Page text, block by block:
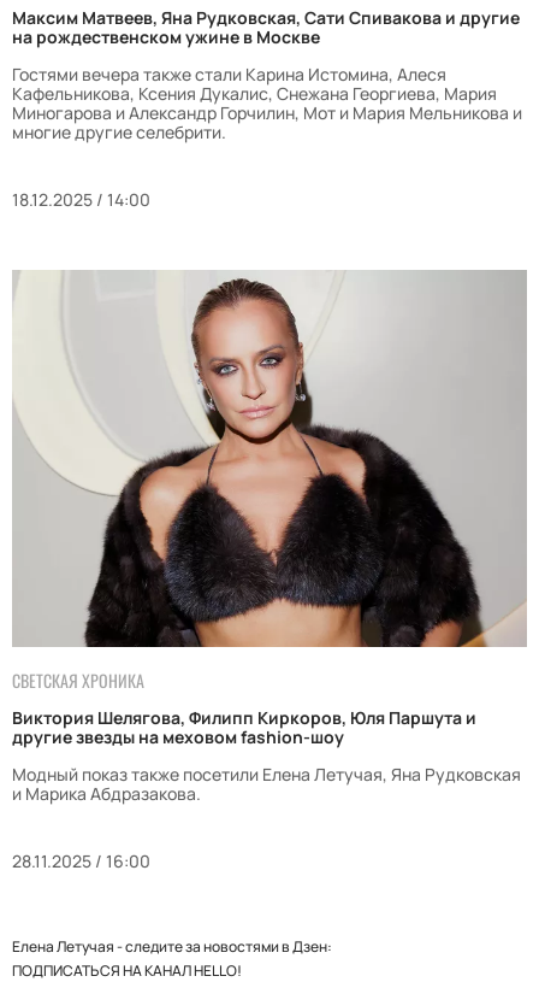
Максим Матвеев, Яна Рудковская, Сати Спивакова и другие
на рождественском ужине в Москве
Гостями вечера также стали Карина Истомина, Алеся
Кафельникова, Ксения Дукалис, Снежана Георгиева, Мария
Миногарова и Александр Горчилин, Мот и Мария Мельникова и
многие другие селебрити.
18.12.2025 / 14:00
СВЕТСКАЯ ХРОНИКА
Виктория Шелягова, Филипп Киркоров, Юля Паршута и
другие звезды на меховом fashion-шоу
Модный показ также посетили Елена Летучая, Яна Рудковская
и Марика Абдразакова.
28.11.2025 / 16:00
Елена Летучая - следите за новостями в Дзен:
ПОДПИСАТЬСЯ НА КАНАЛ HELLO!